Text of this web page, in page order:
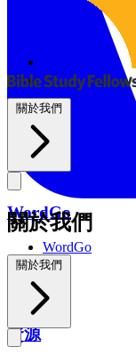
禱告日曆
WordGo
WordGo
課程
資源
義工
支持教會
關於我們
關於我們
關於我們